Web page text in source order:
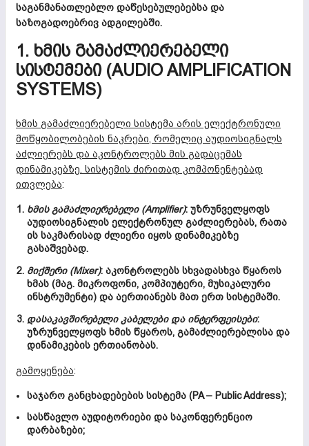
საგანმანათლებლო დაწესებულებებსა და
საზოგადოებრივ ადგილებში.
1. ᲮᲛᲘᲡ ᲒᲐᲛᲐᲫᲚᲘᲔᲠᲔᲑᲔᲚᲘ
ᲡᲘᲡᲢᲔᲛᲔᲑᲘ (AUDIO AMPLIFICATION
SYSTEMS)
ხმის გამაძლიერებელი სისტემა არის ელექტრონული
მოწყობილობების ნაკრები, რომელიც აუდიოსიგნალს
აძლიერებს და აკონტროლებს მის გადაცემას
დინამიკებზე. სისტემის ძირითად კომპონენტებად
ითვლება:
ხმის გამაძლიერებელი (Amplifier): უზრუნველყოფს
აუდიოსიგნალის ელექტრონულ გაძლიერებას, რათა
ის საკმარისად ძლიერი იყოს დინამიკებზე
გასაშვებად.
მიქშერი (Mixer): აკონტროლებს სხვადასხვა წყაროს
ხმას (მაგ. მიკროფონი, კომპიუტერი, მუსიკალური
ინსტრუმენტი) და აერთიანებს მათ ერთ სისტემაში.
დასაკავშირებელი კაბელები და ინტერფეისები:
უზრუნველყოფს ხმის წყაროს, გამაძლიერებლისა და
დინამიკების ერთიანობას.
გამოყენება:
საჯარო განცხადებების სისტემა (PA – Public Address);
სასწავლო აუდიტორიები და საკონფერენციო
დარბაზები;